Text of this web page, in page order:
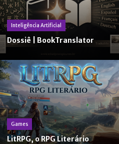
Inteligência Artificial
Dossiê | BookTranslator
Games
LitRPG, o RPG Literário